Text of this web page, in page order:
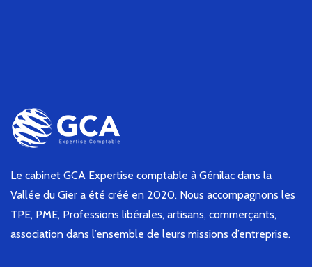
Le cabinet GCA Expertise comptable à Génilac dans la
Vallée du Gier a été créé en 2020. Nous accompagnons les
TPE, PME, Professions libérales, artisans, commerçants,
association dans l’ensemble de leurs missions d’entreprise.